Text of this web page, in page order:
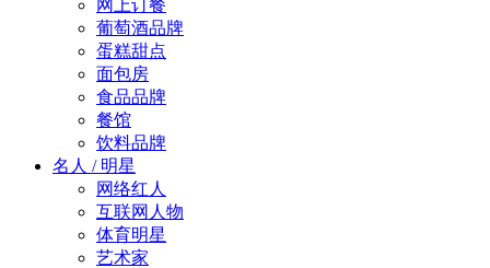
网上订餐
葡萄酒品牌
蛋糕甜点
面包房
食品品牌
餐馆
饮料品牌
名人 / 明星
网络红人
互联网人物
体育明星
艺术家